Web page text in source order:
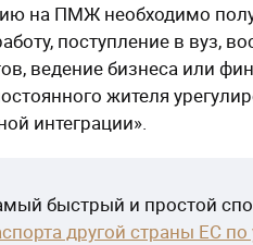
на ПМЖ необходимо
поступление в вуз,
ведение бизнеса или
жителя
интеграции».
быстрый и простой
другой страны ЕС